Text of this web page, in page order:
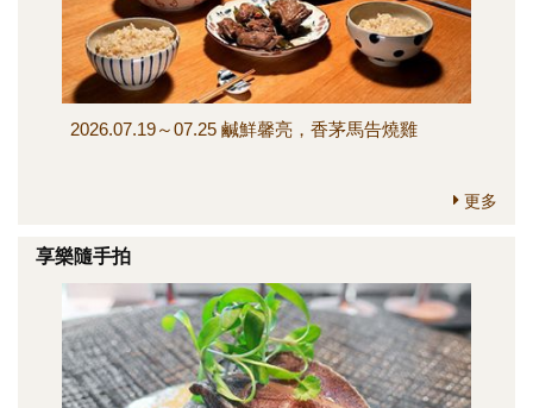
2026.07.19～07.25 鹹鮮馨亮，香茅馬告燒雞
更多
享樂隨手拍